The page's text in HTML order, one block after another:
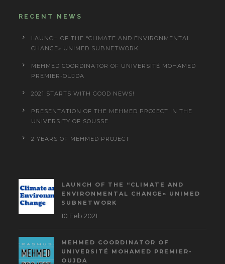
RECENT NEWS
LAUNCH OF THE “CLIMATE AND ENVIRONMENTAL
CHANGE» UNIMED SUBNETWORK
MEHMED COORDINATOR OF UNIVERSITÉ MOHAMED
PREMIER-OUJDA
2021 STARTS WITH GOOD NEWS!
PRESENTATION OF THE MEHMED PROJECT IN THE
UNIVERSITY OF SOUSSE
2 YEARS OF MEHMED PROJECT
LAUNCH OF THE “CLIMATE AND
ENVIRONMENTAL CHANGE» UNIMED
SUBNETWORK
10 Feb 2021
MEHMED COORDINATOR OF
UNIVERSITÉ MOHAMED PREMIER-
OUJDA